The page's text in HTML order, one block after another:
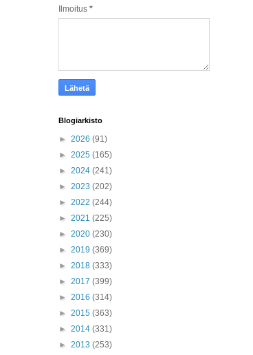
Ilmoitus *
Blogiarkisto
► 2026 (91)
► 2025 (165)
► 2024 (241)
► 2023 (202)
► 2022 (244)
► 2021 (225)
► 2020 (230)
► 2019 (369)
► 2018 (333)
► 2017 (399)
► 2016 (314)
► 2015 (363)
► 2014 (331)
► 2013 (253)